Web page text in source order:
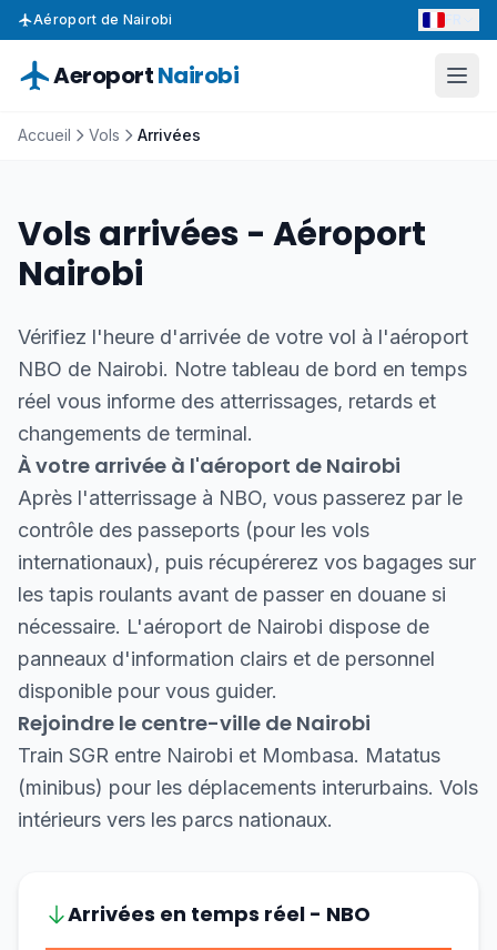
Aéroport de Nairobi
AeroportNairobi
Accueil Vols Arrivées
Vols arrivées - Aéroport
Nairobi
Vérifiez l'heure d'arrivée de votre vol à l'aéroport
NBO de Nairobi. Notre tableau de bord en temps
réel vous informe des atterrissages, retards et
changements de terminal.
À votre arrivée à l'aéroport de Nairobi
Après l'atterrissage à NBO, vous passerez par le
contrôle des passeports (pour les vols
internationaux), puis récupérerez vos bagages sur
les tapis roulants avant de passer en douane si
nécessaire. L'aéroport de Nairobi dispose de
panneaux d'information clairs et de personnel
disponible pour vous guider.
Rejoindre le centre-ville de Nairobi
Train SGR entre Nairobi et Mombasa. Matatus
(minibus) pour les déplacements interurbains. Vols
intérieurs vers les parcs nationaux.
Arrivées en temps réel - NBO